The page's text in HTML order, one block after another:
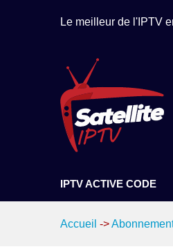
Le meilleur de l'IPTV
IPTV ACTIVE CODE
Accueil ->
Description